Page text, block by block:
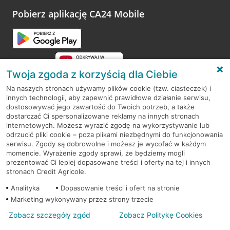
opinie.
Pobierz aplikację CA24 Mobile
RODO
Regulamin serwisu
Mapa serwisu
PolitykaCookies
© 2026 Credit Agricole Bank Polska S.A. Wszelkie prawa zastrzeżone
Twoja zgoda z korzyścią dla Ciebie
Na naszych stronach używamy plików cookie (tzw. ciasteczek) i
innych technologii, aby zapewnić prawidłowe działanie serwisu,
dostosowywać jego zawartość do Twoich potrzeb, a także
dostarczać Ci spersonalizowane reklamy na innych stronach
internetowych. Możesz wyrazić zgodę na wykorzystywanie lub
odrzucić pliki cookie – poza plikami niezbędnymi do funkcjonowania
serwisu. Zgody są dobrowolne i możesz je wycofać w każdym
momencie. Wyrażenie zgody sprawi, że będziemy mogli
prezentować Ci lepiej dopasowane treści i oferty na tej i innych
stronach Credit Agricole.
Analityka
Dopasowanie treści i ofert na stronie
Marketing wykonywany przez strony trzecie
Zobacz szczegóły zgód Zobacz Politykę Cookies